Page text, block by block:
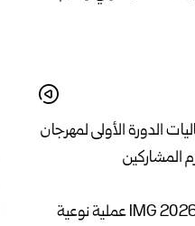
الدورة الأولى لمهرجان
المشاركين